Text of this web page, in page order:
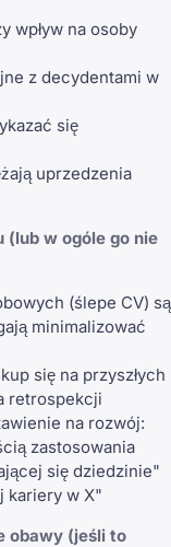
wpływ na osoby
z decydentami w
się
uprzedzenia
(lub w ogóle go nie
(ślepe CV) są
minimalizować
się na przyszłych
retrospekcji
na rozwój:
zastosowania
się dziedzinie"
kariery w X"
obawy (jeśli to